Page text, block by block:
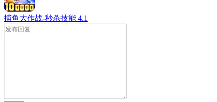
捕鱼大作战-秒杀技能 4.1